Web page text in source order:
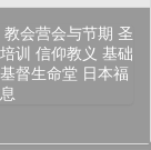
教会营会与节期 圣
训 信仰教义 基础
督生命堂 日本福